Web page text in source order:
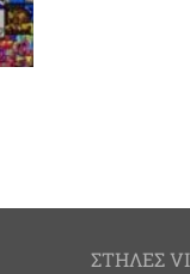
ΣΤΗΛΕΣ